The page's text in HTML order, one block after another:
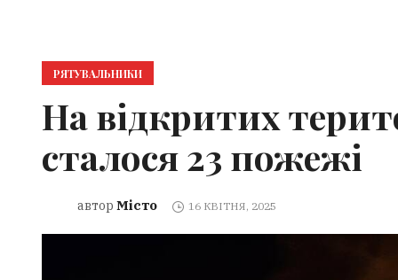
РЯТУВАЛЬНИКИ
На відкритих
сталося 23 пожежі
автор Місто 16 КВІТНЯ, 2025